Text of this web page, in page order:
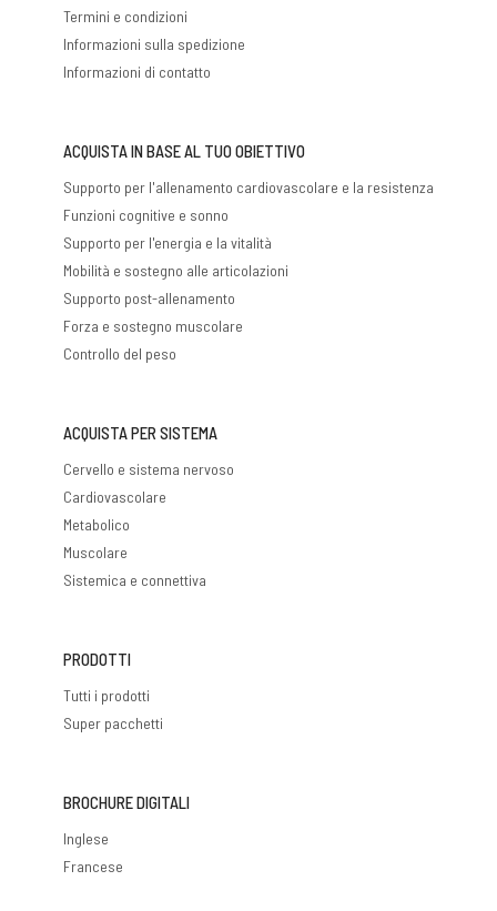
Termini e condizioni
Informazioni sulla spedizione
Informazioni di contatto
ACQUISTA IN BASE AL TUO OBIETTIVO
Supporto per l'allenamento cardiovascolare e la resistenza
Funzioni cognitive e sonno
Supporto per l'energia e la vitalità
Mobilità e sostegno alle articolazioni
Supporto post-allenamento
Forza e sostegno muscolare
Controllo del peso
ACQUISTA PER SISTEMA
Cervello e sistema nervoso
Cardiovascolare
Metabolico
Muscolare
Sistemica e connettiva
PRODOTTI
Tutti i prodotti
Super pacchetti
BROCHURE DIGITALI
Inglese
Francese